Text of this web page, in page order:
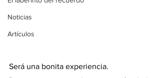
Noticias
Artículos
Será una bonita experiencia.